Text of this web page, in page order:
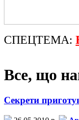
СПЕЦТЕМА:
Все, що
Секрети